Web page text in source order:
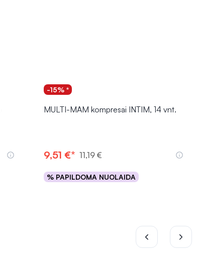
-15% *
MULTI-MAM kompresai INTIM, 14 vnt.
9,51 €* 11,19 €
% PAPILDOMA NUOLAIDA
Į krepšelį